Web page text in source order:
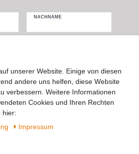
NACHNAME
ich, dass ich dieDaten­
gelesen habe. Meine
ich jederzeit widerrufen.**
Abonnieren
unserer Website. Einige von diesen
andere uns helfen, diese Website
verbessern. Weitere Informationen
Cookies und Ihren Rechten
hier:
Impressum